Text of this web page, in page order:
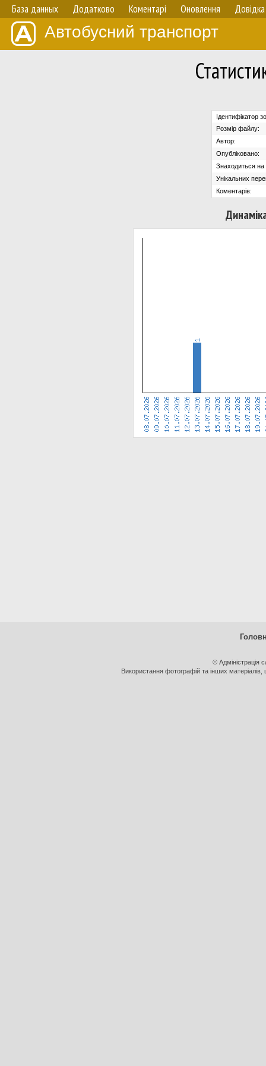
База данных Додатково Коментарі Оновлення Довідка
Автобусний транспорт
Ідентифікатор
Розмір файлу:
Автор:
Опубліковано:
Знаходиться на
Унікальних
Коментарів:
© Адміністрація
Використання фотографій та інших матеріалів,